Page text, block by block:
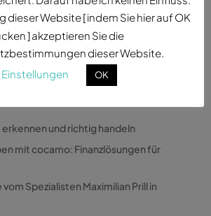
erkennen und richtig handeln
mit cocamo: Finanzlösungen für
Spezialisten Maximilian Prill in
dieser Website [ indem Sie hier auf OK
] akzeptieren Sie die
dieser Website.
Einstellungen
OK